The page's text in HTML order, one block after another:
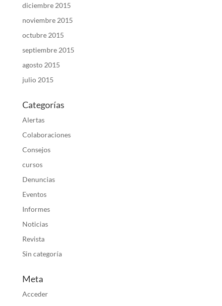
diciembre 2015
noviembre 2015
octubre 2015
septiembre 2015
agosto 2015
julio 2015
Categorías
Alertas
Colaboraciones
Consejos
cursos
Denuncias
Eventos
Informes
Noticias
Revista
Sin categoría
Meta
Acceder